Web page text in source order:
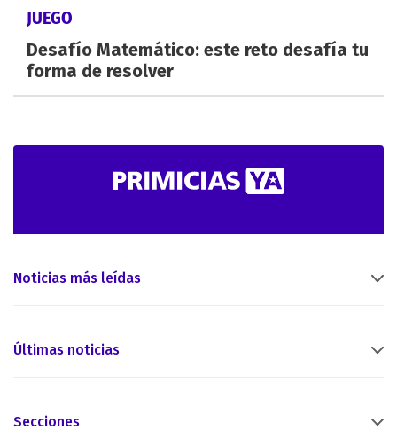
JUEGO
Desafío Matemático: este reto desafía tu
forma de resolver
Noticias más leídas
Últimas noticias
Secciones